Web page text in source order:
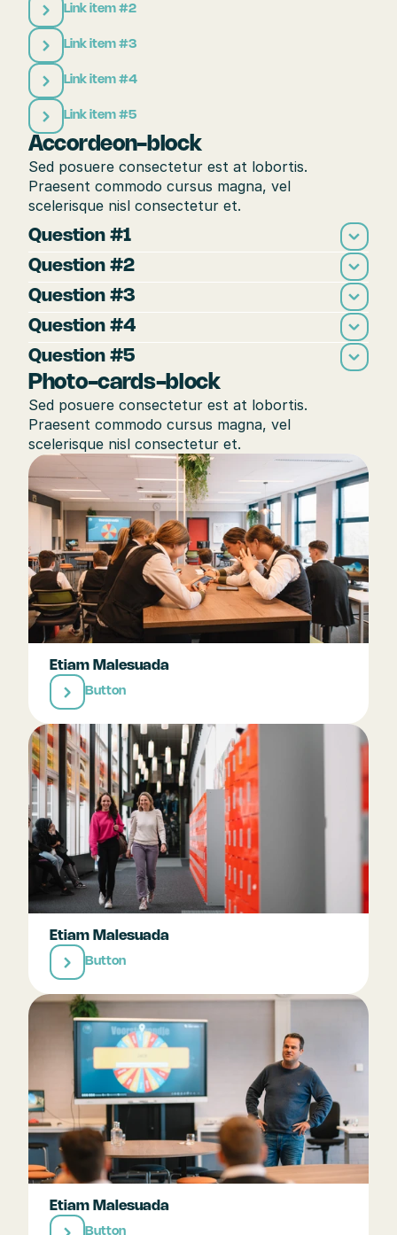
Link item #2
Link item #3
Link item #4
Link item #5
Accordeon-block
Sed posuere consectetur est at lobortis.
Praesent commodo cursus magna, vel
scelerisque nisl consectetur et.
Question #1
Question #2
Question #3
Question #4
Question #5
Photo-cards-block
Sed posuere consectetur est at lobortis.
Praesent commodo cursus magna, vel
scelerisque nisl consectetur et.
Etiam Malesuada
Button
Etiam Malesuada
Button
Etiam Malesuada
Button